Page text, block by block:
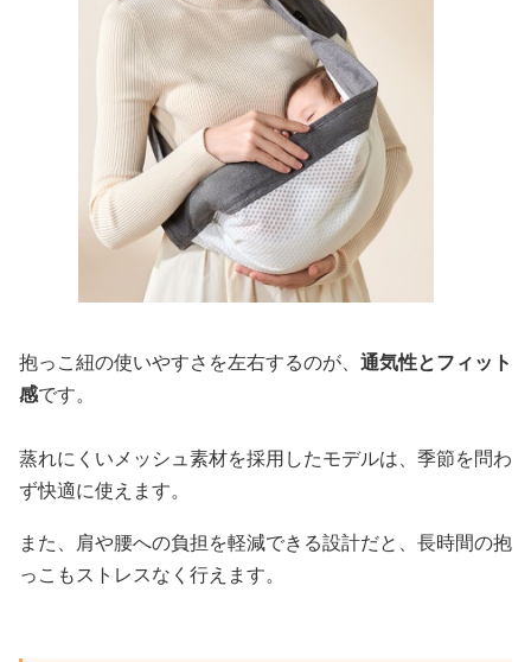
抱っこ紐の使いやすさを左右するのが、 通気性とフィット
感です。
蒸れにくいメッシュ素材を採用したモデルは、季節を問わ
ず快適に使えます。
また、肩や腰への負担を軽減できる設計だと、長時間の抱
っこもストレスなく行えます。